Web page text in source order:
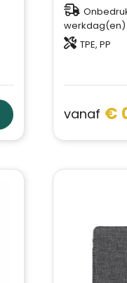
werkdag(en)
TPE, PP
vanaf €